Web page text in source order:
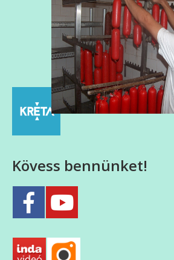
Kövess bennünket!